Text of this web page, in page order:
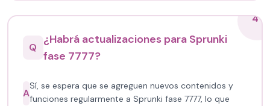
4
Q
¿Habrá actualizaciones para Sprunki
fase 7777?
A
Sí, se espera que se agreguen nuevos contenidos y
funciones regularmente a Sprunki fase 7777, lo que